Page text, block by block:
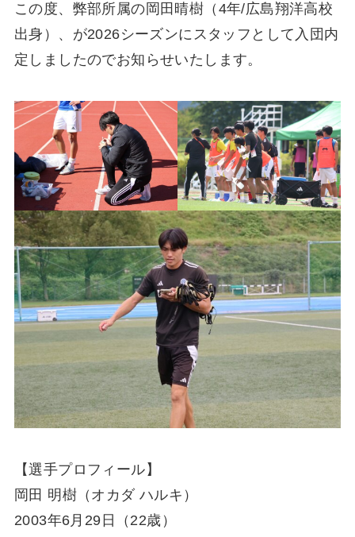
この度、弊部所属の岡田晴樹（4年/広島翔洋高校
出身）、が2026シーズンにスタッフとして入団内
定しましたのでお知らせいたします。
【選手プロフィール】
岡田 明樹（オカダ ハルキ）
2003年6月29日（22歳）